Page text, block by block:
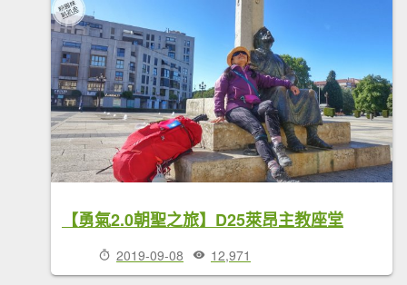
【勇氣2.0朝聖之旅】D25萊昂主教座堂
2019-09-08 12,971